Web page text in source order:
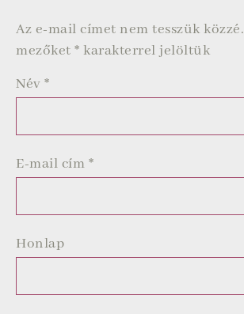
Az e-mail címet nem tesszük közzé.
mezőket * karakterrel jelöltük
Név *
E-mail cím *
Honlap